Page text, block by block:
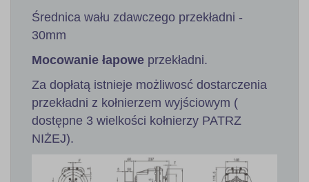
Średnica wału zdawczego przekładni -
30mm
Mocowanie łapowe przekładni.
Za dopłatą istnieje możliwosć dostarczenia
przekładni z kołnierzem wyjściowym (
dostępne 3 wielkości kołnierzy PATRZ
NIŻEJ).